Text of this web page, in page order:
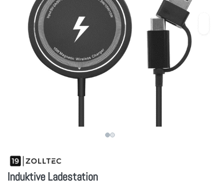
Induktive Ladestation